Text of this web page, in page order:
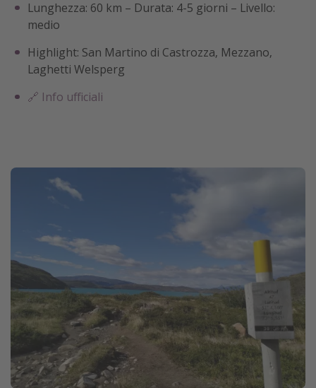
Lunghezza: 60 km – Durata: 4-5 giorni – Livello:
medio
Highlight: San Martino di Castrozza, Mezzano,
Laghetti Welsperg
🔗 Info ufficiali